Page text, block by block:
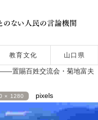
教育文化 山口県
置賜百姓交流会・菊地富夫
× 1280 pixels